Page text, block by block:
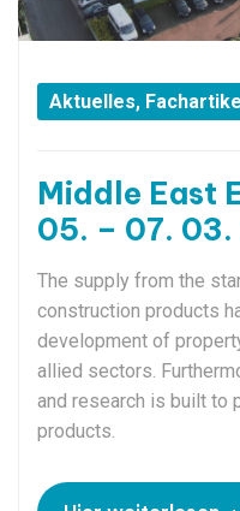
Aktuelles,
Middle East
05. – 07. 03.
The supply from the
construction products
development of
allied sectors.
and research is built to
products.